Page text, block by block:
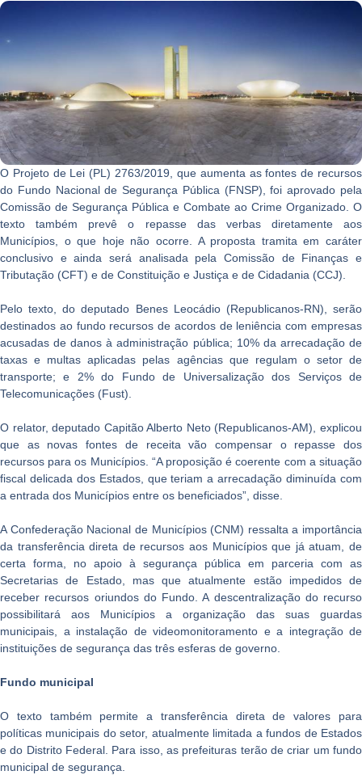
O Projeto de Lei (PL) 2763/2019, que aumenta as fontes de recursos
do Fundo Nacional de Segurança Pública (FNSP), foi aprovado pela
Comissão de Segurança Pública e Combate ao Crime Organizado. O
texto também prevê o repasse das verbas diretamente aos
Municípios, o que hoje não ocorre. A proposta tramita em caráter
conclusivo e ainda será analisada pela Comissão de Finanças e
Tributação (CFT) e de Constituição e Justiça e de Cidadania (CCJ).
Pelo texto, do deputado Benes Leocádio (Republicanos-RN), serão
destinados ao fundo recursos de acordos de leniência com empresas
acusadas de danos à administração pública; 10% da arrecadação de
taxas e multas aplicadas pelas agências que regulam o setor de
transporte; e 2% do Fundo de Universalização dos Serviços de
Telecomunicações (Fust).
O relator, deputado Capitão Alberto Neto (Republicanos-AM), explicou
que as novas fontes de receita vão compensar o repasse dos
recursos para os Municípios. “A proposição é coerente com a situação
fiscal delicada dos Estados, que teriam a arrecadação diminuída com
a entrada dos Municípios entre os beneficiados”, disse.
A Confederação Nacional de Municípios (CNM) ressalta a importância
da transferência direta de recursos aos Municípios que já atuam, de
certa forma, no apoio à segurança pública em parceria com as
Secretarias de Estado, mas que atualmente estão impedidos de
receber recursos oriundos do Fundo. A descentralização do recurso
possibilitará aos Municípios a organização das suas guardas
municipais, a instalação de videomonitoramento e a integração de
instituições de segurança das três esferas de governo.
Fundo municipal
O texto também permite a transferência direta de valores para
políticas municipais do setor, atualmente limitada a fundos de Estados
e do Distrito Federal. Para isso, as prefeituras terão de criar um fundo
municipal de segurança.